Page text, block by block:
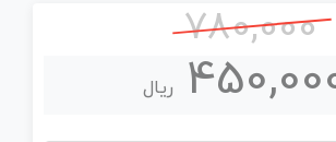
780,000
ریال